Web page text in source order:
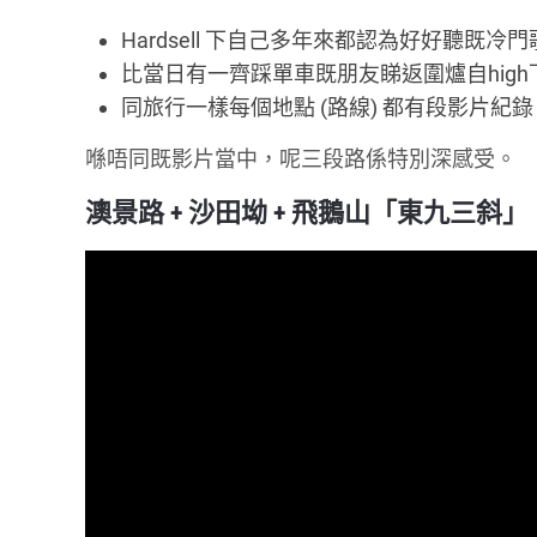
Hardsell 下自己多年來都認為好好聽既冷門
比當日有一齊踩單車既朋友睇返圍爐自high
同旅行一樣每個地點 (路線) 都有段影片紀錄
喺唔同既影片當中，呢三段路係特別深感受。
澳景路 + 沙田坳 + 飛鵝山「東九三斜」